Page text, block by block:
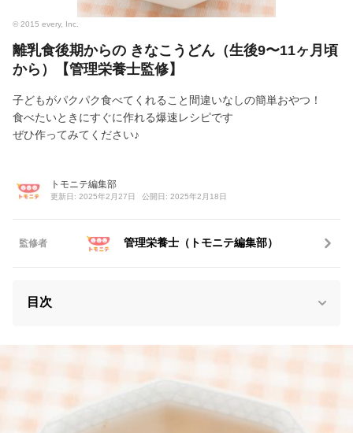
© 2015 every, Inc.
離乳食後期からの きなこうどん（生後9〜11ヶ月頃
から）【管理栄養士監修】
子どもがパクパク食べてくれること間違いなしの簡単おやつ！
食べたいときにすぐに作れる爆速レシピです
ぜひ作ってみてください♪
トモニテ編集部
更新日: 2025年2月27日 公開日: 2025年2月18日
監修者 管理栄養士（トモニテ編集部）
目次